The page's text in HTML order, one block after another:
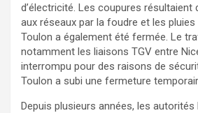
d’électricité. Les coupures résultaient
aux réseaux par la foudre et les
Toulon a également été fermée. Le
notamment les liaisons TGV entre
interrompu pour des raisons de
Toulon a subi une fermeture
Depuis plusieurs années, les